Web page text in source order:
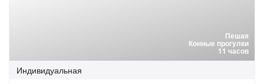
Пешая
Конные прогулки
11 часов
Индивидуальная